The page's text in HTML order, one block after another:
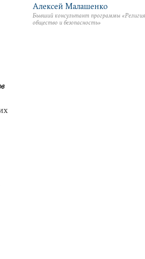
Алексей Малашенко
Бывший консультант программы
общество и безопасность»